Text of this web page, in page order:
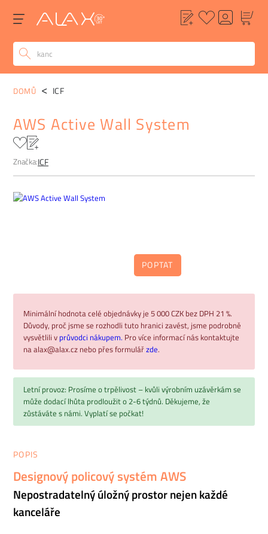
POPIS
DOMŮ ICF
AWS Active Wall System
Značka:ICF
POPTAT
Minimální hodnota celé objednávky je 5 000 CZK bez DPH 21 %.
Důvody, proč jsme se rozhodli tuto hranici zavést, jsme podrobně
vysvětlili v průvodci nákupem. Pro více informací nás kontaktujte
na alax@alax.cz nebo přes formulářzde.
Letní provoz: Prosíme o trpělivost – kvůli výrobním uzávěrkám se
může dodací lhůta prodloužit o 2-6 týdnů. Děkujeme, že
zůstáváte s námi. Vyplatí se počkat!
POPIS
Designový policový systém AWS
Nepostradatelný úložný prostor nejen každé
kanceláře